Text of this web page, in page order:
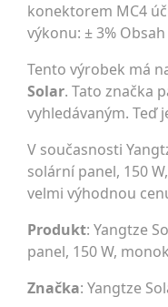
konektorem MC4
výkonu: ± 3%
Tento výrobek má
Solar. Tato značka
vyhledávaným. Teď
V současnosti
solární panel, 150
velmi výhodnou
Produkt: Yangtze
panel, 150 W,
Značka: Yangtze